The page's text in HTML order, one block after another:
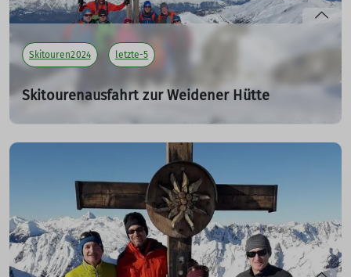
Skitouren2024 letzte-5
Skitourenausfahrt zur Weidener Hütte
vom 02. bis 04.02.2024
Teilnehmer: 3
mehr erfahren